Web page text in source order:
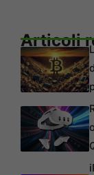
Articoli